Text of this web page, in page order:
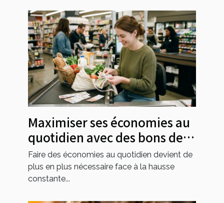
Maximiser ses économies au
quotidien avec des bons de
réduction
Faire des économies au quotidien devient de
plus en plus nécessaire face à la hausse
constante...